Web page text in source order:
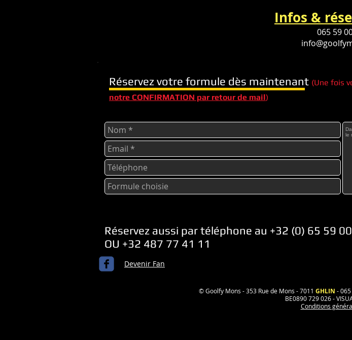
Infos &
065 59
Réservez votre formule dès maintenant (Une fois
notre CONFIRMATION par retour de mail)
Réservez aussi par téléphone au +32 (0) 65 59
OU +32 487 77 41 11
Devenir Fan
© Goolfy Mons - 353 Rue de Mons - 7011 GHLIN -
BE0890 729 026 -
Conditions